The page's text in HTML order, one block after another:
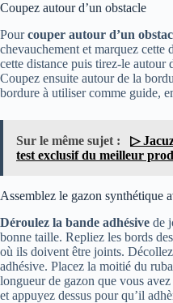
Coupez autour d’un obstacle
Pourcouper autour d’un
chevauchement et marquez cette
cette distance puis tirez-le autour
Coupez ensuite autour de la
bordure à utiliser comme guide,
Sur le même sujet :
▷
test exclusif du meilleur
Assemblez le gazon synthétique
Déroulez la bande adhésive de
bonne taille. Repliez les bords
où ils doivent être joints.
adhésive. Placez la moitié du
longueur de gazon que vous
et appuyez dessus pour qu’il